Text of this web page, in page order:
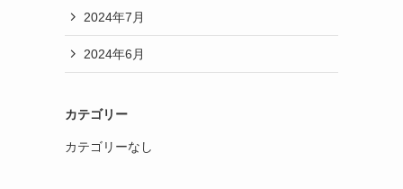
2024年7月
2024年6月
カテゴリー
カテゴリーなし